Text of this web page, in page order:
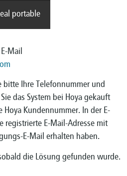
portable
Mail
bitte Ihre Telefonnummer und
das System bei Hoya gekauft
Kundennummer. In der E-
registrierte E-Mail-Adresse mit
E-Mail erhalten haben.
die Lösung gefunden wurde.